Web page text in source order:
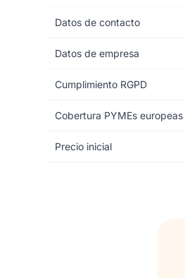
Datos de contacto
Datos de empresa
Cumplimiento RGPD
Cobertura PYMEs europeas
Precio inicial